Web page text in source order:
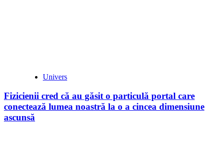
Univers
Fizicienii cred că au găsit o particulă portal care
conectează lumea noastră la o a cincea dimensiune
ascunsă